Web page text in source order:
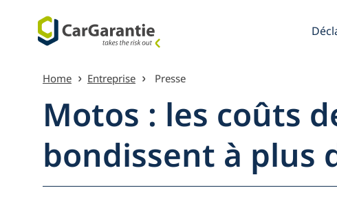
Passer au contenu
Home Entreprise Presse
Motos : les coûts
bondissent à plus